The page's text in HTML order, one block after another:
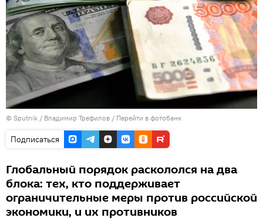
© Sputnik / Владимир Трефилов / Перейти в фотобанк
Подписаться
Глобальный порядок раскололся на два
блока: тех, кто поддерживает
ограничительные меры против российской
экономики, и их противников